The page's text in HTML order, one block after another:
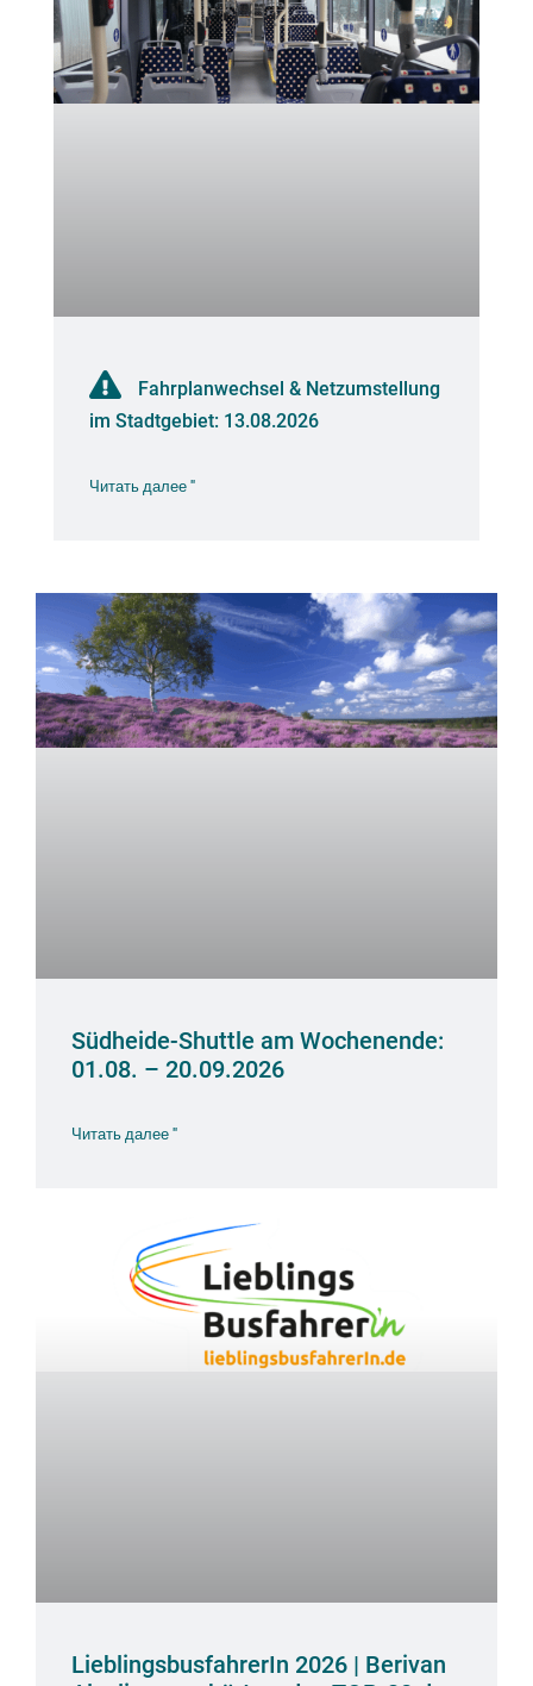
Fahrplanwechsel & Netzumstellung
im Stadtgebiet: 13.08.2026
Читать далее "
Südheide-Shuttle am Wochenende:
01.08. – 20.09.2026
Читать далее "
LieblingsbusfahrerIn 2026 | Berivan